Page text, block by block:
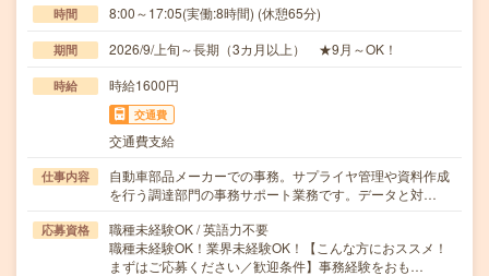
時間 8:00～17:05(実働:8時間) (休憩65分)
期間 2026/9/上旬～長期（3カ月以上） ★9月～OK！
時給 時給1600円
交通費
交通費支給
仕事内容
自動車部品メーカーでの事務。サプライヤ管理や資料作成
を行う調達部門の事務サポート業務です。データと対…
応募資格
職種未経験OK / 英語力不要
職種未経験OK！業界未経験OK！【こんな方におススメ！
まずはご応募ください／歓迎条件】事務経験をおも…